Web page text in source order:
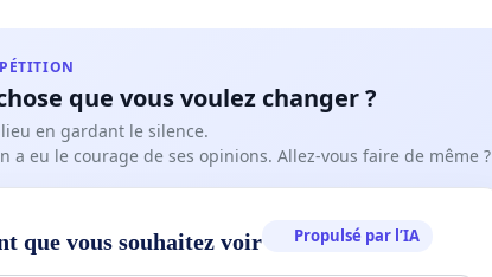
que vous voulez changer ?
en gardant le silence.
a eu le courage de ses opinions. Allez-vous faire de même ?
que vous souhaitez voir Propulsé par l’IA